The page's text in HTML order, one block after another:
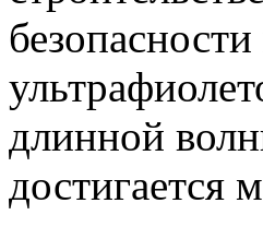
длинной
достигается